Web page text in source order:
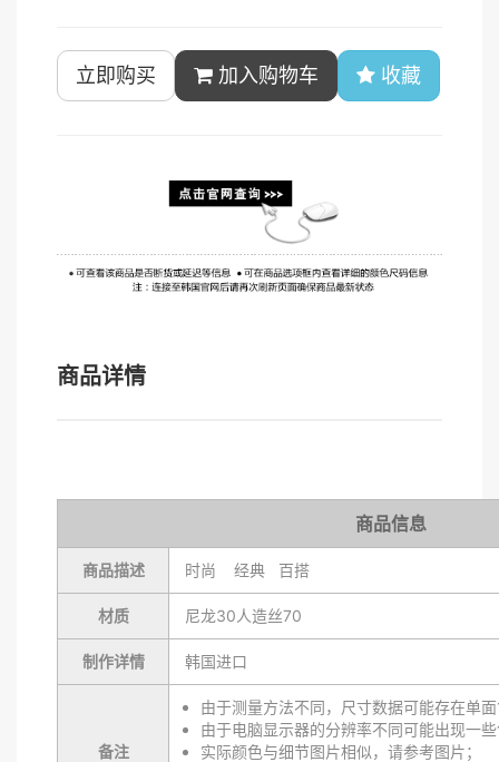
立即购买 加入购物车 收藏
商品详情
商品信息
商品描述 时尚 经典 百搭
材质 尼龙30人造丝70
制作详情 韩国进口
备注
由于测量方法不同，尺寸数据可能存在单
由于电脑显示器的分辨率不同可能出现一
实际颜色与细节图片相似，请参考图片；